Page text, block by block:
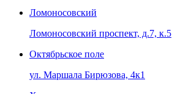
Ломоносовский
Ломоносовский проспект, д.7, к.5
Октябрьское поле
ул. Маршала Бирюзова, 4к1